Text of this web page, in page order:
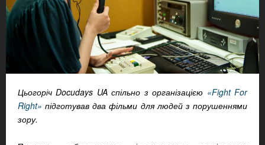
Цьогоріч Docudays UA спільно з організацією «Fight For
Right» підготував два фільми для людей з порушеннями
зору.